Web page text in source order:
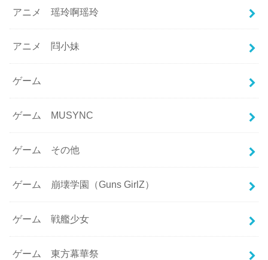
アニメ 瑶玲啊瑶玲
アニメ 閰小妹
ゲーム
ゲーム MUSYNC
ゲーム その他
ゲーム 崩壊学園（Guns GirlZ）
ゲーム 戦艦少女
ゲーム 東方幕華祭